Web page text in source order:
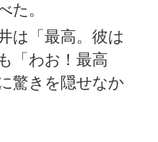
た。
は「最高。彼は
「わお！最高
驚きを隠せなか